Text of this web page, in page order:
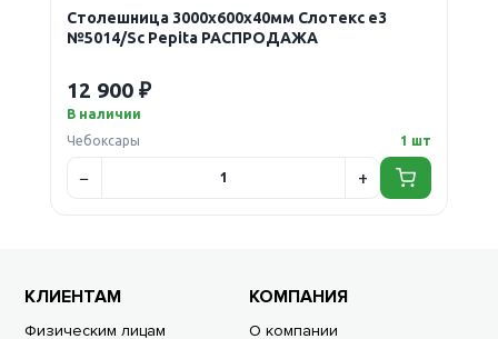
Столешница 3000х600х40мм Слотекс е3
№5014/Sc Pepita РАСПРОДАЖА
12 900 ₽
В наличии
Чебоксары
1 шт
КЛИЕНТАМ
Физическим лицам
КОМПАНИЯ
О компании